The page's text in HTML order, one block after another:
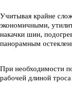
Учитывая крайне
экономичными,
накачки шин,
панорамным
При необходимости
рабочей длиной